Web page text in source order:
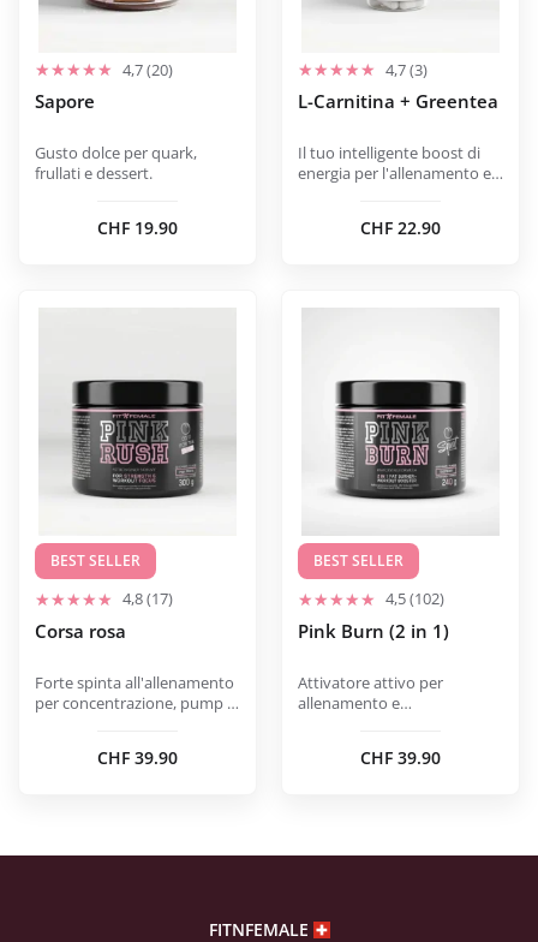
4,7 (20)
Sapore
Gusto dolce per quark,
frullati e dessert.
CHF 19.90
possono
scelte
nella
del
prodotto
4,7 (3)
L-Carnitina + Greentea
Il tuo intelligente boost di
energia per l'allenamento e
CHF 22.90
BEST SELLER
4,8 (17)
Corsa rosa
Forte spinta all'allenamento
per concentrazione, pump e
CHF 39.90
varianti.
opzioni
possono
scelte
nella
pagina
del
BEST SELLER
4,5 (102)
Pink Burn (2 in 1)
Attivatore attivo per
allenamento e
CHF 39.90
Questo
varianti.
opzioni
possono
scelte
nella
pagina
del
FITNFEMALE